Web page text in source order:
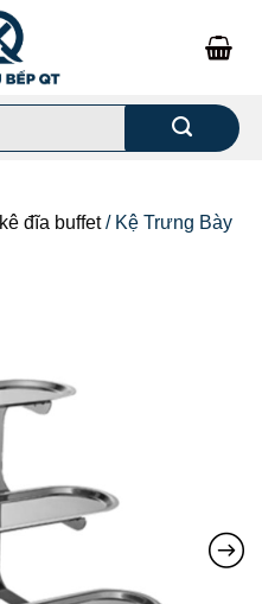
đĩa buffet/ Kệ Trưng Bày